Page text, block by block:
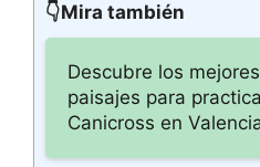
👇Mira también
Descubre los mejores
paisajes para
Canicross en